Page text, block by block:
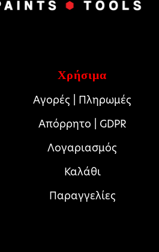
Χρήσιμα
Αγορές | Πληρωμές
Απόρρητο | GDPR
Λογαριασμός
Καλάθι
Παραγγελίες